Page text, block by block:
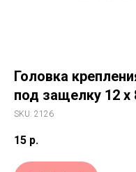
Головка
под защелку 12
SKU: 2126
15 р.